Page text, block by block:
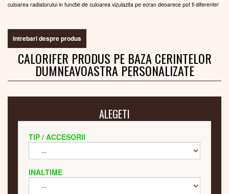
culoarea radiatorului in functie de culoarea vizulazita pe ecran deoarece pot fi diferente!
intrebari despre produs
CALORIFER PRODUS PE BAZA CERINTELOR
DUMNEAVOASTRA PERSONALIZATE
ALEGETI
TIP / ACCESORII
INALTIME